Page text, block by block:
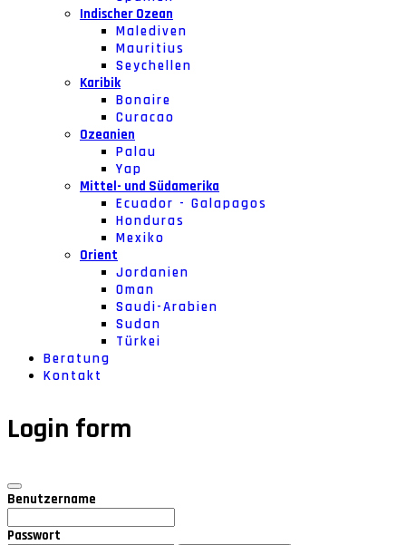
Indischer Ozean
Malediven
Mauritius
Seychellen
Karibik
Bonaire
Curacao
Ozeanien
Palau
Yap
Mittel- und Südamerika
Ecuador - Galapagos
Honduras
Mexiko
Orient
Jordanien
Oman
Saudi-Arabien
Sudan
Türkei
Beratung
Kontakt
Login form
Benutzername
Passwort